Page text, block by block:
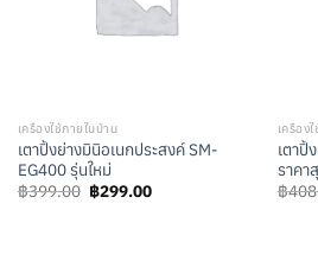
เครื่องใช้ภายในบ้าน
เตาปิ้งย่างมินิอเนกประสงค์ SM-
EG400 รุ่นใหม่
฿399.00 Original
price
฿299.00Current
เครื่อง
เตาปิ้
ราคา
฿